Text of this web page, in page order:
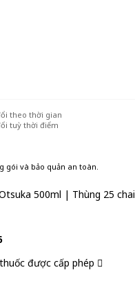
theo thời gian
tuỳ thời điểm
gói và bảo quản an toàn.
500ml | Thùng 25 chai
được cấp phép